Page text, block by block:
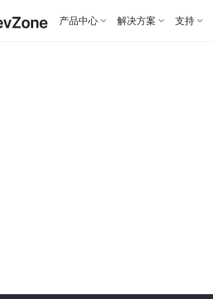
产品中心 解决方案 支持